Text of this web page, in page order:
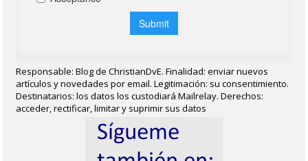
Responsable: Blog de ChristianDvE. Finalidad: enviar nuevos
artículos y novedades por email. Legitimación: su consentimiento.
Destinatarios: los datos los custodiará Mailrelay. Derechos:
acceder, rectificar, limitar y suprimir sus datos